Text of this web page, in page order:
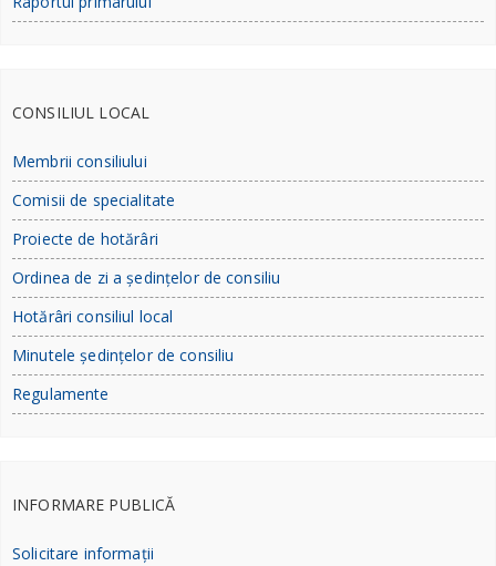
CONSILIUL LOCAL
Membrii consiliului
Comisii de specialitate
Proiecte de hotărâri
Ordinea de zi a ședințelor de consiliu
Hotărâri consiliul local
Minutele ședințelor de consiliu
Regulamente
INFORMARE PUBLICĂ
Solicitare informații